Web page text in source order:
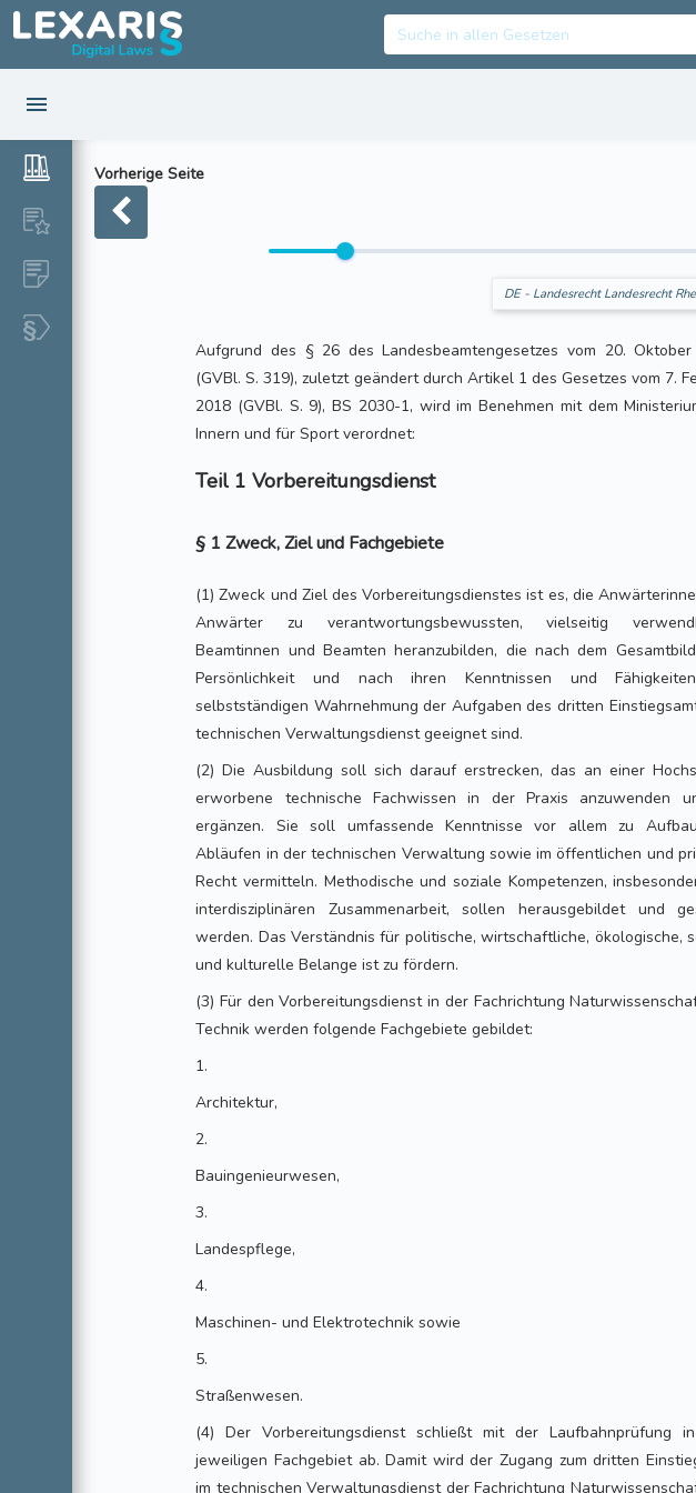
Vorherige Seite
DE - Landesrecht Landesrecht
Aufgrund des § 26 des Landesbeamtengesetzes vom 20.
(GVBl. S. 319), zuletzt geändert durch Artikel 1 des Gesetzes vom 7.
2018 (GVBl. S. 9), BS 2030-1, wird im Benehmen mit dem
Innern und für Sport verordnet:
Teil 1 Vorbereitungsdienst
§ 1 Zweck, Ziel und Fachgebiete
(1) Zweck und Ziel des Vorbereitungsdienstes ist es, die
Anwärter zu verantwortungsbewussten, vielseitig
Beamtinnen und Beamten heranzubilden, die nach dem
Persönlichkeit und nach ihren Kenntnissen und
selbstständigen Wahrnehmung der Aufgaben des dritten
technischen Verwaltungsdienst geeignet sind.
(2) Die Ausbildung soll sich darauf erstrecken, das an einer
erworbene technische Fachwissen in der Praxis anzuwenden
ergänzen. Sie soll umfassende Kenntnisse vor allem zu
Abläufen in der technischen Verwaltung sowie im öffentlichen und
Recht vermitteln. Methodische und soziale Kompetenzen,
interdisziplinären Zusammenarbeit, sollen herausgebildet und
werden. Das Verständnis für politische, wirtschaftliche, ökologische,
und kulturelle Belange ist zu fördern.
(3) Für den Vorbereitungsdienst in der Fachrichtung
Technik werden folgende Fachgebiete gebildet:
1.
Architektur,
2.
Bauingenieurwesen,
3.
Landespflege,
4.
Maschinen- und Elektrotechnik sowie
5.
Straßenwesen.
(4) Der Vorbereitungsdienst schließt mit der Laufbahnprüfung
jeweiligen Fachgebiet ab. Damit wird der Zugang zum dritten
im technischen Verwaltungsdienst der Fachrichtung